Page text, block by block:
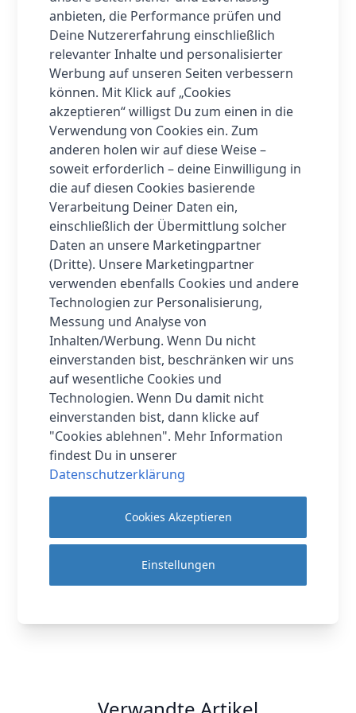
werden, die für Ihre individuellen Ziele wichtig
sind.
Teilen Sie Ihren Lauf
Ihre Sportdaten können mit Ihren adidas
Running, Strava, Komoot synchronisiert werden
– und sogar mit Smartphone-Apps wie Apple
Health und Google Fit.
Intelligenz in Aktion
Aktivieren Sie die automatische Erkennung von
8 Sportarten, um schnell in Aktion zu treten.
Führen Lebens eines Gewinner
Mit der integrierten Amazon Alexa und einer
Offline-Sprachassistentenfunktion sowie
Morning Updates ist es einfach, ein
abgerundetes Leben zu führen.
Mehr Informationen
Hersteller
Amazfit
Lieferzeit
1.19 cm
anbieten, die Performance prüfen und
Deine Nutzererfahrung einschließlich
relevanter Inhalte und personalisierter
Werbung auf unseren Seiten verbessern
können. Mit Klick auf „Cookies
akzeptieren“ willigst Du zum einen in die
Verwendung von Cookies ein. Zum
anderen holen wir auf diese Weise –
soweit erforderlich – deine Einwilligung in
die auf diesen Cookies basierende
Verarbeitung Deiner Daten ein,
einschließlich der Übermittlung solcher
Daten an unsere Marketingpartner
(Dritte). Unsere Marketingpartner
verwenden ebenfalls Cookies und andere
Technologien zur Personalisierung,
Messung und Analyse von
Inhalten/Werbung. Wenn Du nicht
einverstanden bist, beschränken wir uns
auf wesentliche Cookies und
Technologien. Wenn Du damit nicht
einverstanden bist, dann klicke auf
"Cookies ablehnen". Mehr Information
findest Du in unserer
Datenschutzerklärung
Cookies Akzeptieren
Einstellungen